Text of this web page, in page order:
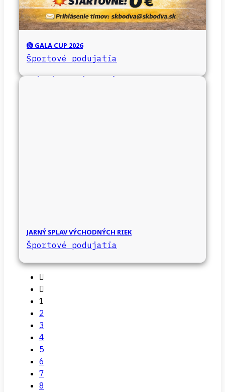
🏐 GALA CUP 2026
Športové podujatia
JARNÝ SPLAV VÝCHODNÝCH RIEK
Športové podujatia
1
2
3
4
5
6
7
8